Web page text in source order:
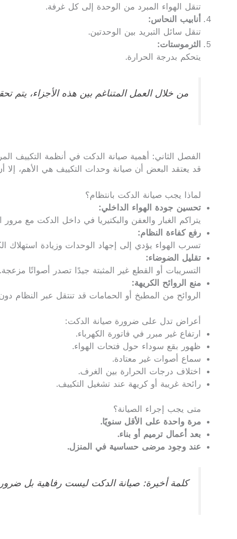
تنقل الهواء المبرد من الوحدة إلى كل غرفة.
أنابيب النحاس:
تنقل سائل التبريد بين الوحدتين.
الثرموستات:
يتحكم بدرجة الحرارة.
من خلال العمل المتناغم بين هذه الأجزاء، يتم
الفصل الثاني: أهمية صيانة الدكت في أنظمة التكييف
قد يعتقد البعض أن صيانة وحدات التكييف هي الأهم، إلا
لماذا يجب صيانة الدكت بانتظام؟
تحسين جودة الهواء الداخلي:
يتراكم الغبار والعفن والبكتيريا في داخل الدكت مع مرور
رفع كفاءة النظام:
تسرب الهواء يؤدي إلى إجهاد الوحدات وزيادة استهلاك
تقليل الضوضاء:
التسريبات أو القطع غير المثبتة جيدًا تصدر أصواتًا مزعجة.
منع الروائح الكريهة:
الروائح من المطبخ أو الحمامات قد تنتقل عبر النظام
أعراض تدل على ضرورة صيانة الدكت:
ارتفاع غير مبرر في فاتورة الكهرباء.
ظهور بقع سوداء حول فتحات الهواء.
سماع أصوات غير معتادة.
اختلاف درجات الحرارة بين الغرف.
رائحة غريبة أو كريهة عند تشغيل التكييف.
متى يجب إجراء الصيانة؟
مرة واحدة على الأقل سنويًا.
بعد أعمال ترميم أو بناء.
عند وجود مرضى حساسية في المنزل.
كلمة أخيرة: صيانة الدكت ليست رفاهية بل